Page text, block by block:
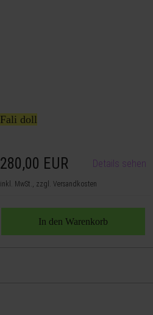
Fali doll
280,00 EUR Details sehen
inkl. MwSt., zzgl. Versandkosten